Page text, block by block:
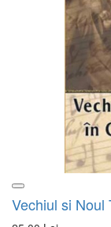
Vechiul si Noul